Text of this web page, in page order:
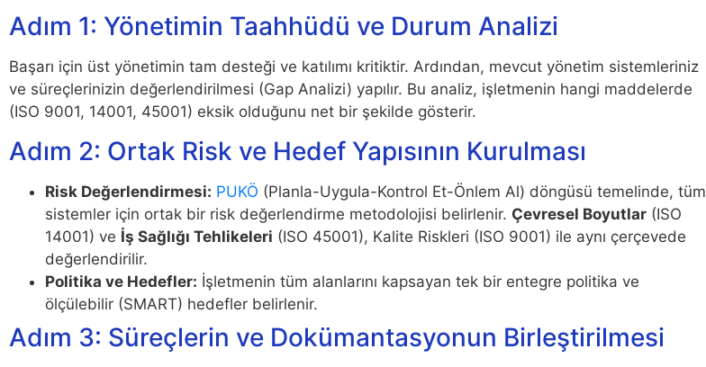
Adım 1: Yönetimin Taahhüdü ve Durum Analizi
Başarı için üst yönetimin tam desteği ve katılımı kritiktir. Ardından, mevcut yönetim sistemleriniz
ve süreçlerinizin değerlendirilmesi (Gap Analizi) yapılır. Bu analiz, işletmenin hangi maddelerde
(ISO 9001, 14001, 45001) eksik olduğunu net bir şekilde gösterir.
Adım 2: Ortak Risk ve Hedef Yapısının Kurulması
Risk Değerlendirmesi: PUKÖ (Planla-Uygula-Kontrol Et-Önlem Al) döngüsü temelinde, tüm
sistemler için ortak bir risk değerlendirme metodolojisi belirlenir. Çevresel Boyutlar (ISO
14001) ve İş Sağlığı Tehlikeleri (ISO 45001), Kalite Riskleri (ISO 9001) ile aynı çerçevede
değerlendirilir.
Politika ve Hedefler: İşletmenin tüm alanlarını kapsayan tek bir entegre politika ve
ölçülebilir (SMART) hedefler belirlenir.
Adım 3: Süreçlerin ve Dokümantasyonun Birleştirilmesi